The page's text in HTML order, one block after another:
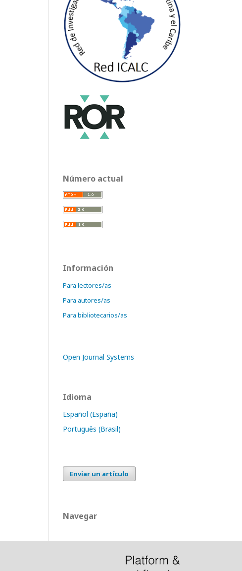
Número actual
Información
Para lectores/as
Para autores/as
Para bibliotecarios/as
Open Journal Systems
Idioma
Español (España)
Português (Brasil)
Enviar un artículo
Navegar